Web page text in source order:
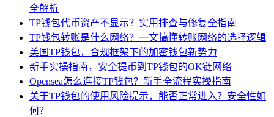
全解析
TP钱包代币资产不显示？实用排查与修复全指南
TP钱包转账是什么网络？一文搞懂转账网络的选择逻辑
美国TP钱包，合规框架下的加密钱包新势力
新手实操指南，安全提币到TP钱包的OK链网络
Opensea怎么连接TP钱包？新手全流程实操指南
关于TP钱包的使用风险提示，能否正常进入？安全性如
何？